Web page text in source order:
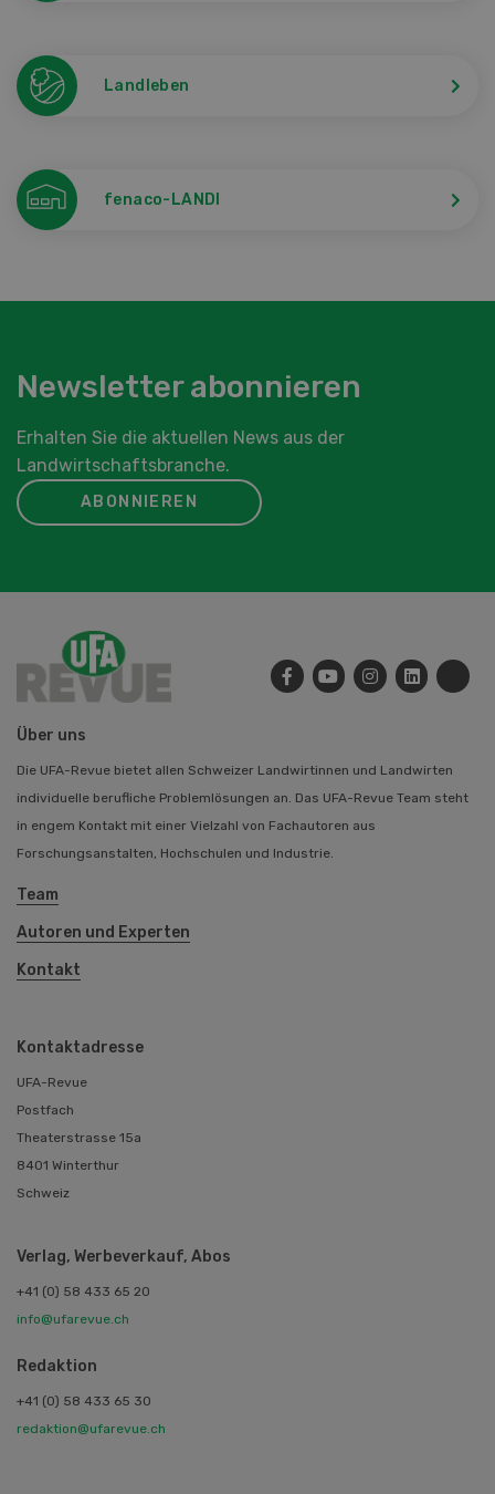
Landleben
fenaco-LANDI
Newsletter abonnieren
Erhalten Sie die aktuellen News aus der
Landwirtschaftsbranche.
ABONNIEREN
Über uns
Die UFA-Revue bietet allen Schweizer Landwirtinnen und Landwirten
individuelle berufliche Problemlösungen an. Das UFA-Revue Team steht
in engem Kontakt mit einer Vielzahl von Fachautoren aus
Forschungsanstalten, Hochschulen und Industrie.
Team
Autoren und Experten
Kontakt
Kontaktadresse
UFA-Revue
Postfach
Theaterstrasse 15a
8401 Winterthur
Schweiz
Verlag, Werbeverkauf, Abos
+41 (0) 58 433 65 20
info@ufarevue.ch
Redaktion
+41 (0) 58 433 65 30
redaktion@ufarevue.ch